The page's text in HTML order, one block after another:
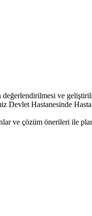
ve
Devlet Hastanesinde
ve çözüm önerileri ile